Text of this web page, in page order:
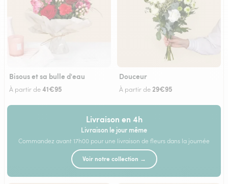
Bisous et sa bulle d'eau
À partir de41€95
Douceur
À partir de29€95
Livraison en 4h
Livraison le jour même
Commandez avant 17h00 pour une livraison de fleurs dans la journée
Voir notre collection →